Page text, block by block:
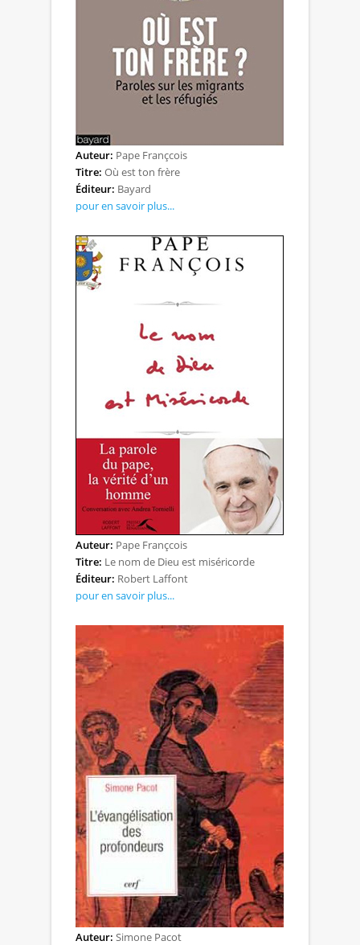
Auteur: Pape Françcois
Titre: Où est ton frère
Éditeur: Bayard
pour en savoir plus...
Auteur: Pape Françcois
Titre: Le nom de Dieu est miséricorde
Éditeur: Robert Laffont
pour en savoir plus...
Auteur: Simone Pacot